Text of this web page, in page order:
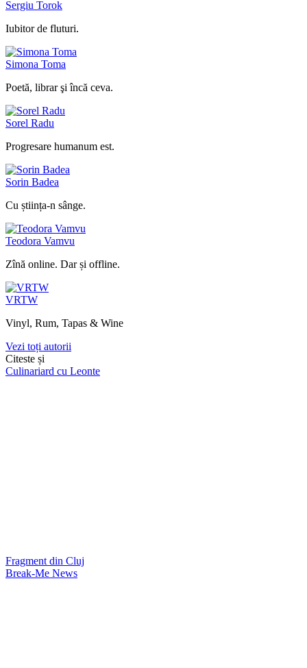
Sergiu Torok
Iubitor de fluturi.
Simona Toma
Poetă, librar şi încă ceva.
Sorel Radu
Progresare humanum est.
Sorin Badea
Cu știința-n sânge.
Teodora Vamvu
Zînă online. Dar și offline.
VRTW
Vinyl, Rum, Tapas & Wine
Vezi toți autorii
Citeste și
Culinariard cu Leonte
Fragment din Cluj
Break-Me News